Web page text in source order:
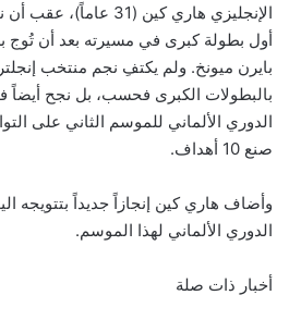
الإنجليزي هاري كين
أول بطولة كبرى في مسيرته بعد أن تُوج
بايرن ميونخ. ولم يكتفِ نجم منتخب
بالبطولات الكبرى فحسب، بل نجح
صنع 10 أهداف.
وأضاف هاري كين إنجازاً جديداً بتتويجه
الدوري الألماني لهذا الموسم.
أخبار ذات صلة